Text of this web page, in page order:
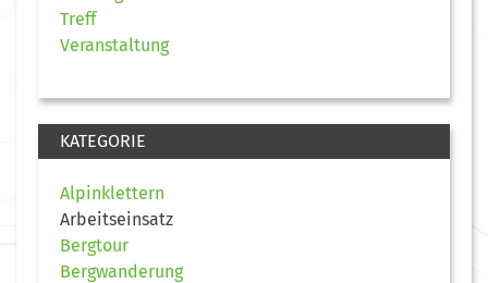
Treff
Veranstaltung
KATEGORIE
Alpinklettern
Arbeitseinsatz
Bergtour
Bergwanderung